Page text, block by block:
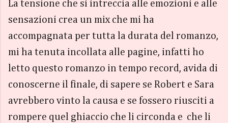
La tensione che si intreccia alle emozioni e alle
sensazioni crea un mix che mi ha
accompagnata per tutta la durata del romanzo,
mi ha tenuta incollata alle pagine, infatti ho
letto questo romanzo in tempo record, avida di
conoscerne il finale, di sapere se Robert e Sara
avrebbero vinto la causa e se fossero riusciti a
rompere quel ghiaccio che li circonda e che li